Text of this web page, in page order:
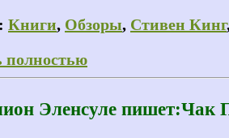
Книги, Обзоры, Стивен Кинг
полностью
Эленсуле пишет:Чак